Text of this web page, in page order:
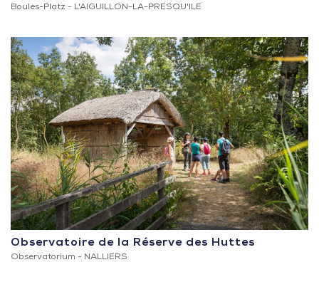
Boules-Platz - L'AIGUILLON-LA-PRESQU'ILE
Observatoire de la Réserve des Huttes
Observatorium - NALLIERS